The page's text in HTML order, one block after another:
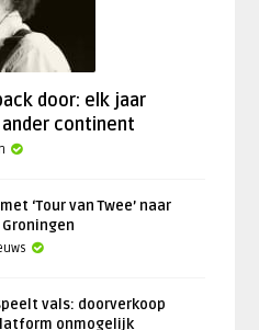
door: elk jaar
continent
‘Tour van Twee’ naar
vals: doorverkoop
onmogelijk